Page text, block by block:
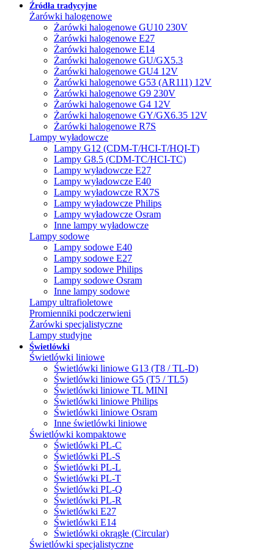
Źródła tradycyjne
Żarówki halogenowe
Żarówki halogenowe GU10 230V
Żarówki halogenowe E27
Żarówki halogenowe E14
Żarówki halogenowe GU/GX5.3
Żarówki halogenowe GU4 12V
Żarówki halogenowe G53 (AR111) 12V
Żarówki halogenowe G9 230V
Żarówki halogenowe G4 12V
Żarówki halogenowe GY/GX6.35 12V
Żarówki halogenowe R7S
Lampy wyładowcze
Lampy G12 (CDM-T/HCI-T/HQI-T)
Lampy G8.5 (CDM-TC/HCI-TC)
Lampy wyładowcze E27
Lampy wyładowcze E40
Lampy wyładowcze RX7S
Lampy wyładowcze Philips
Lampy wyładowcze Osram
Inne lampy wyładowcze
Lampy sodowe
Lampy sodowe E40
Lampy sodowe E27
Lampy sodowe Philips
Lampy sodowe Osram
Inne lampy sodowe
Lampy ultrafioletowe
Promienniki podczerwieni
Żarówki specjalistyczne
Lampy studyjne
Świetlówki
Świetlówki liniowe
Świetlówki liniowe G13 (T8 / TL-D)
Świetlówki liniowe G5 (T5 / TL5)
Świetlówki liniowe TL MINI
Świetlówki liniowe Philips
Świetlówki liniowe Osram
Inne świetlówki liniowe
Świetlówki kompaktowe
Świetlówki PL-C
Świetlówki PL-S
Świetlówki PL-L
Świetlówki PL-T
Świetlówki PL-Q
Świetlówki PL-R
Świetlówki E27
Świetlówki E14
Świetlówki okrągłe (Circular)
Świetlówki specjalistyczne